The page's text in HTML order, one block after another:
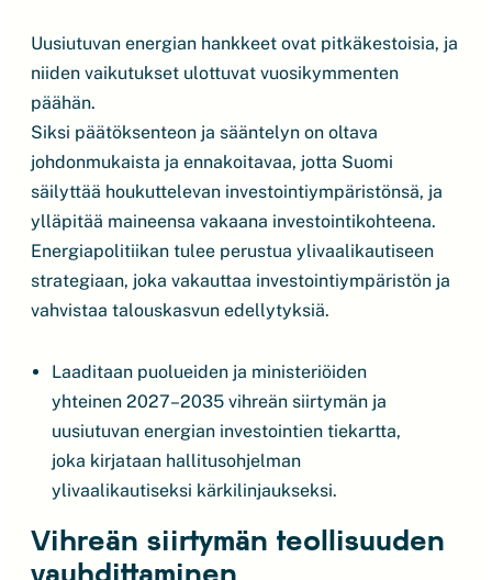
Uusiutuvan energian hankkeet ovat pitkäkestoisia, ja
niiden vaikutukset ulottuvat vuosikymmenten
päähän.
Siksi päätöksenteon ja sääntelyn on oltava
johdonmukaista ja ennakoitavaa, jotta Suomi
säilyttää houkuttelevan investointiympäristönsä, ja
ylläpitää maineensa vakaana investointikohteena.
Energiapolitiikan tulee perustua ylivaalikautiseen
strategiaan, joka vakauttaa investointiympäristön ja
vahvistaa talouskasvun edellytyksiä.
Laaditaan puolueiden ja ministeriöiden
yhteinen 2027–2035 vihreän siirtymän ja
uusiutuvan energian investointien tiekartta,
joka kirjataan hallitusohjelman
ylivaalikautiseksi kärkilinjaukseksi.
Vihreän siirtymän teollisuuden
vauhdittaminen